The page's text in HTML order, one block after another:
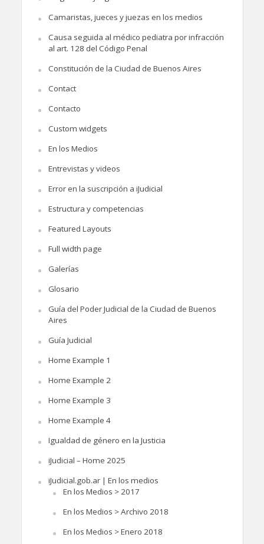
Camaristas, jueces y juezas en los medios
Causa seguida al médico pediatra por infracción
al art. 128 del Código Penal
Constitución de la Ciudad de Buenos Aires
Contact
Contacto
Custom widgets
En los Medios
Entrevistas y videos
Error en la suscripción a iJudicial
Estructura y competencias
Featured Layouts
Full width page
Galerías
Glosario
Guía del Poder Judicial de la Ciudad de Buenos
Aires
Guía Judicial
Home Example 1
Home Example 2
Home Example 3
Home Example 4
Igualdad de género en la Justicia
iJudicial – Home 2025
iJudicial.gob.ar | En los medios
En los Medios > 2017
En los Medios > Archivo 2018
En los Medios > Enero 2018